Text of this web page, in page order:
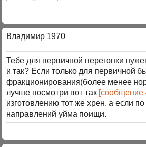
Владимир 1970
Тебе для первичной перегонки
и так? Если только для первичной
фракционирования(более менее
лучше посмотри вот так [сообщение
изготовлению тот же хрен. а если по
направлений уйма поищи.